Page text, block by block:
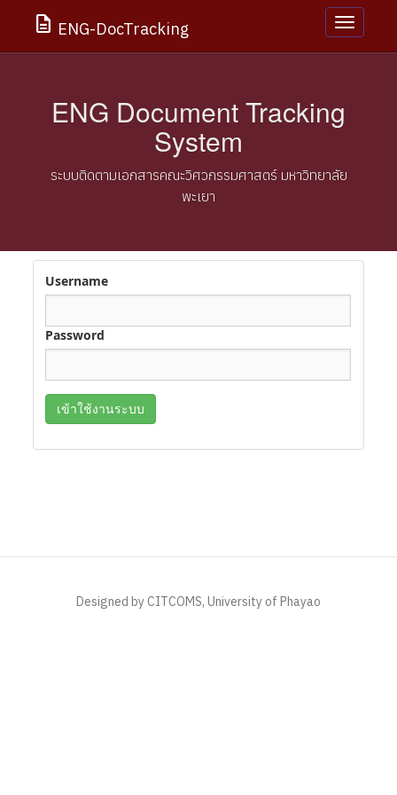
Toggle
description ENG-DocTracking
ENG Document Tracking
System
ระบบติดตามเอกสารคณะวิศวกรรมศาสตร์ มหาวิทยาลัย
พะเยา
Username
Password
Designed by CITCOMS, University of Phayao